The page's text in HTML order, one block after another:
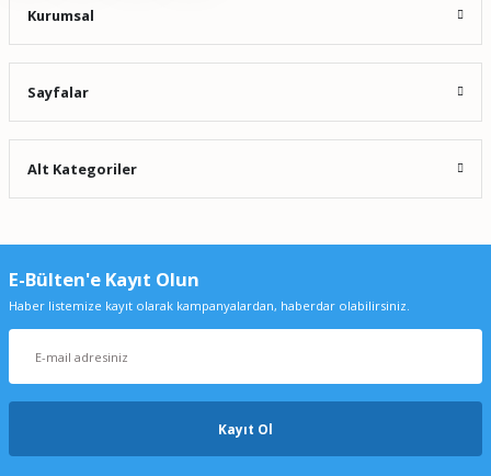
Kurumsal
Sayfalar
Alt Kategoriler
E-Bülten'e Kayıt Olun
Haber listemize kayıt olarak kampanyalardan, haberdar olabilirsiniz.
Kayıt Ol